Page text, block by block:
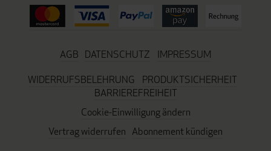
AGB DATENSCHUTZ
IMPRESSUM
WIDERRUFSBELEHRUNG
PRODUKTSICHERHEIT
BARRIEREFREIHEIT
Cookie-Einwilligung ändern
Vertrag widerrufen Abonnement kündigen